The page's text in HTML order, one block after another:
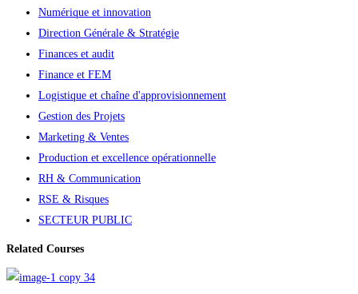
Numérique et innovation
Direction Générale & Stratégie
Finances et audit
Finance et FEM
Logistique et chaîne d'approvisionnement
Gestion des Projets
Marketing & Ventes
Production et excellence opérationnelle
RH & Communication
RSE & Risques
SECTEUR PUBLIC
Related Courses